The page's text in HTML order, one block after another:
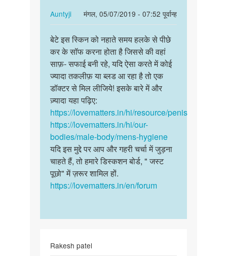
कैसे
पीछे
करें
?
by
अंकुश
कश्याप
पीछे
करें
?
Auntyji
मंगल, 05/07/2019 - 07:52 पूर्वान्ह
In
reply
to
लिंग
की
खाल
कैसे
पीछे
करें
?
by
Mayank
बेटे
इस
स्किन
को
नहाते
समय…
बेटे इस स्किन को नहाते समय हलके से पीछे
कर के सॉफ करना होता है जिससे की वहां
साफ़- सफाई बनी रहे, यदि ऐसा करते में कोई
ज्यादा तकलीफ़ या ब्लड आ रहा है तो एक
डॉक्टर से मिल लीजिये! इसके बारे में और
ज़्यादा यहा पढ़िए:
https://lovematters.in/hi/resource/penis
https://lovematters.in/hi/our-
bodies/male-body/mens-hygiene
यदि इस मुद्दे पर आप और गहरी चर्चा में जुड़ना
चाहते हैं, तो हमारे डिस्कशन बोर्ड, " जस्ट
पूछो" में ज़रूर शामिल हों.
https://lovematters.in/en/forum
Rakesh patel